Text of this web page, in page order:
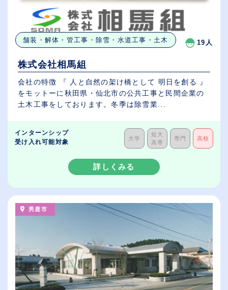
舗装・解体・管工事・除雪・水道工事・土木 19人
株式会社相馬組
会社の特徴 『 人と自然の架け橋として 明日を創る 』
をモットーに秋田県・仙北市の公共工事と民間企業の
土木工事をしております。冬季は除雪業...
インターンシップ
受け入れ可能対象
大学
短大
高専
専門 高校
詳しくみる
男鹿市